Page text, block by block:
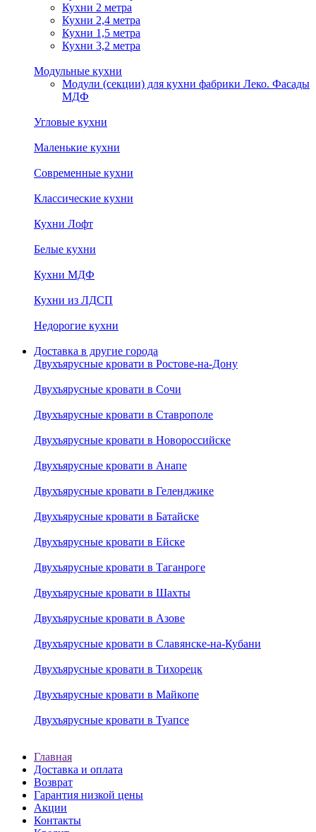
Кухни 2 метра
Кухни 2,4 метра
Кухни 1,5 метра
Кухни 3,2 метра
Модульные кухни
Модули (секции) для кухни фабрики Леко. Фасады
МДФ
Угловые кухни
Маленькие кухни
Современные кухни
Классические кухни
Кухни Лофт
Белые кухни
Кухни МДФ
Кухни из ЛДСП
Недорогие кухни
Доставка в другие города
Двухъярусные кровати в Ростове-на-Дону
Двухъярусные кровати в Сочи
Двухъярусные кровати в Ставрополе
Двухъярусные кровати в Новороссийске
Двухъярусные кровати в Анапе
Двухъярусные кровати в Геленджике
Двухъярусные кровати в Батайске
Двухъярусные кровати в Ейске
Двухъярусные кровати в Таганроге
Двухъярусные кровати в Шахты
Двухъярусные кровати в Азове
Двухъярусные кровати в Славянске-на-Кубани
Двухъярусные кровати в Тихорецк
Двухъярусные кровати в Майкопе
Двухъярусные кровати в Туапсе
Главная
Доставка и оплата
Возврат
Гарантия низкой цены
Акции
Контакты